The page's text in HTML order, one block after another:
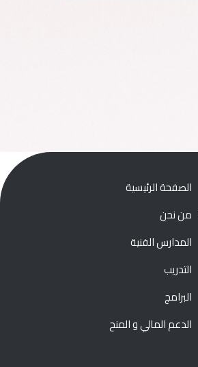
الصفحة الرئيسية
من نحن
المدارس الفنية
التدريب
البرامج
الدعم المالي و المنح